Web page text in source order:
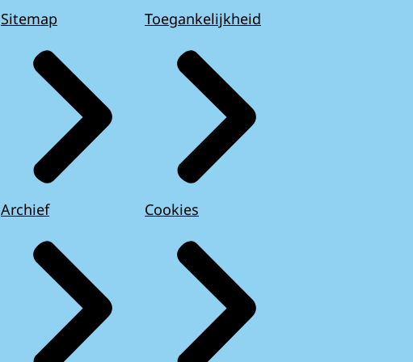
Sitemap
Archief
Toegankelijkheid
Cookies